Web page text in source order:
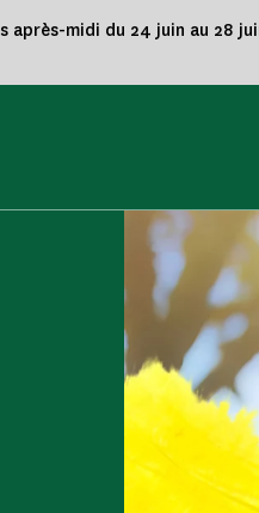
midi du 24 juin au 28